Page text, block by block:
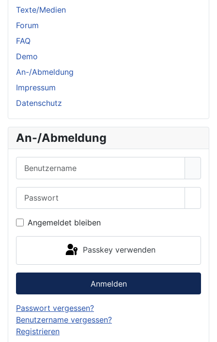
Texte/Medien
Forum
FAQ
Demo
An-/Abmeldung
Impressum
Datenschutz
An-/Abmeldung
Angemeldet bleiben
Passkey verwenden
Anmelden
Passwort vergessen?
Benutzername vergessen?
Registrieren